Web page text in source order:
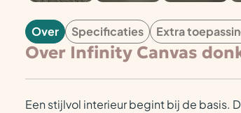
Over Specificaties Extra
Over Infinity Canvas
Een stijlvol interieur begint bij de basis.